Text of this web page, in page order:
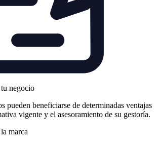
negocio
pueden beneficiarse de determinadas ventajas
vigente y el asesoramiento de su gestoría.
marca